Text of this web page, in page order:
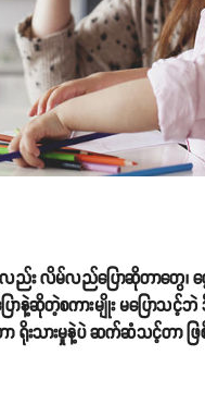
း လိမ်လည်ပြောဆိုတာတွေ၊ ဝ
ာနဲ့ဆိုတဲ့စကားမျိုး မပြောသ
ရိုးသားမှုနဲ့ပဲ ဆက်ဆံသင့်တာ ဖြ